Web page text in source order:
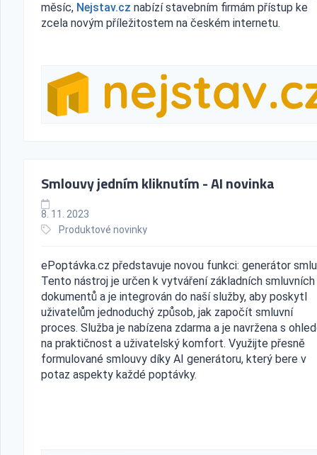
měsíc, Nejstav.cz nabízí stavebním firmám přístup ke
zcela novým příležitostem na českém internetu.
Smlouvy jedním kliknutím - AI novinka
8. 11. 2023
Produktové novinky
ePoptávka.cz představuje novou funkci: generátor
Tento nástroj je určen k vytváření základních smluvních
dokumentů a je integrován do naší služby, aby poskytl
uživatelům jednoduchý způsob, jak započít smluvní
proces. Služba je nabízena zdarma a je navržena s
na praktičnost a uživatelský komfort. Využijte přesně
formulované smlouvy díky AI generátoru, který bere v
potaz aspekty každé poptávky.